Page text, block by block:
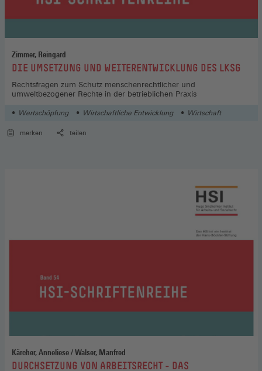
Zimmer, Reingard
:DIE UMSETZUNG UND WEITERENTWICKLUNG DES LKSG
Rechtsfragen zum Schutz menschenrechtlicher und
umweltbezogener Rechte in der betrieblichen Praxis
Wertschöpfung Wirtschaftliche Entwicklung Wirtschaft
merken teilen
Kärcher, Anneliese / Walser, Manfred
:DURCHSETZUNG VON ARBEITSRECHT - DAS